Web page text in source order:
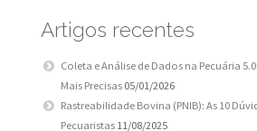
Artigos recentes
Coleta e Análise de Dados na Pecuária
Mais Precisas 05/01/2026
Rastreabilidade Bovina (PNIB): As 10
Pecuaristas 11/08/2025